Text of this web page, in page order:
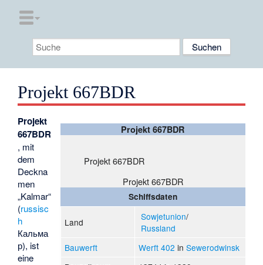
Projekt 667BDR
Projekt 667BDR
Projekt 667BDR
Projekt 667BDR
Schiffsdaten
Land Sowjetunion/
Russland
Bauwerft
Werft 402 inSewerodwinsk
Projekt
667BDR
, mit
dem
Deckna
men
„Kalmar“
(russisc
h
Кальма
р), ist
eine